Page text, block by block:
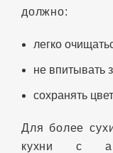
должно:
легко
не впитывать
сохранять
Для более
кухни с